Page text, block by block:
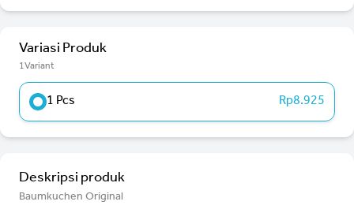
Variasi Produk
1Variant
1 Pcs Rp8.925
Deskripsi produk
Baumkuchen Original